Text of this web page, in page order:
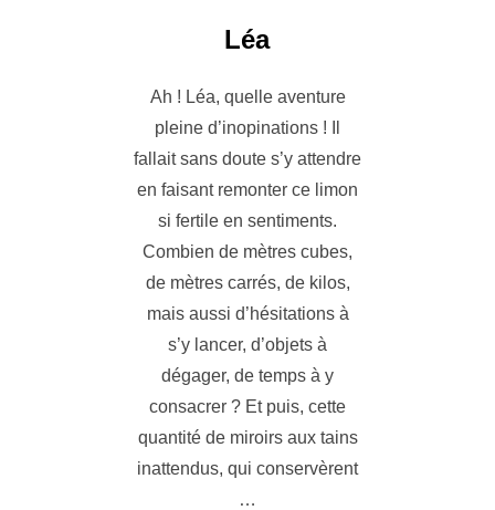
Léa
Ah ! Léa, quelle aventure
pleine d’inopinations ! Il
fallait sans doute s’y attendre
en faisant remonter ce limon
si fertile en sentiments.
Combien de mètres cubes,
de mètres carrés, de kilos,
mais aussi d’hésitations à
s’y lancer, d’objets à
dégager, de temps à y
consacrer ? Et puis, cette
quantité de miroirs aux tains
inattendus, qui conservèrent
…